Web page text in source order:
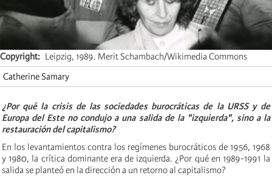
Copyright
Leipzig, 1989. Merit Schambach/Wikimedia Commons
Catherine Samary
¿Por qué la crisis de las sociedades burocráticas de la URSS y de
Europa del Este no condujo a una salida de la "izquierda", sino a la
restauración del capitalismo?
En los levantamientos contra los regímenes burocráticos de 1956, 1968
y 1980, la crítica dominante era de izquierda. ¿Por qué en 1989-1991 la
salida se planteó en la dirección a un retorno al capitalismo?